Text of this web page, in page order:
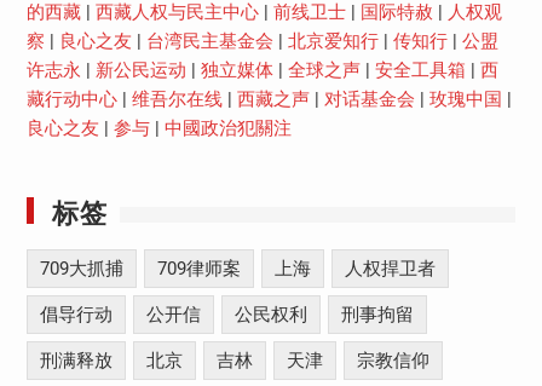
的西藏| 西藏人权与民主中心| 前线卫士| 国际特赦
人权观
察
良心之友 台湾民主基金会 北京爱知行| 传知行| 公盟
许志永
新公民运动 独立媒体| 全球之声| 安全工具箱
西
藏行动中心| 维吾尔在线| 西藏之声| 对话基金会 玫瑰中国
良心之友
参与| 中國政治犯關注
标签
709大抓捕 709律师案 上海 人权捍卫者
倡导行动 公开信 公民权利 刑事拘留
刑满释放 北京 吉林 天津 宗教信仰